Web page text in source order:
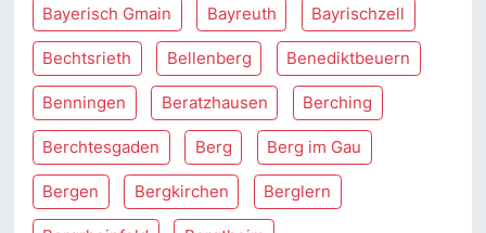
Bayerisch Gmain Bayreuth Bayrischzell
Bechtsrieth Bellenberg Benediktbeuern
Benningen Beratzhausen Berching
Berchtesgaden Berg Berg im Gau
Bergen Bergkirchen Berglern